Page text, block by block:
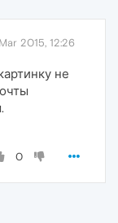
2015, 12:26
не
0